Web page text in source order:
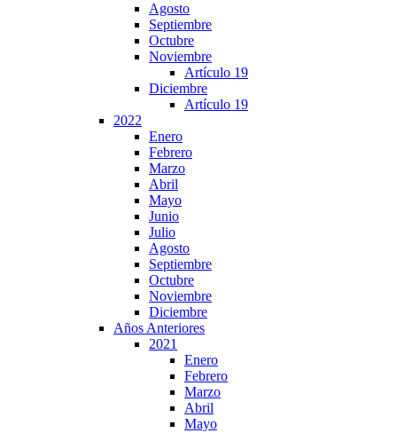
Agosto
Septiembre
Octubre
Noviembre
Artículo 19
Diciembre
Artículo 19
2022
Enero
Febrero
Marzo
Abril
Mayo
Junio
Julio
Agosto
Septiembre
Octubre
Noviembre
Diciembre
Años Anteriores
2021
Enero
Febrero
Marzo
Abril
Mayo